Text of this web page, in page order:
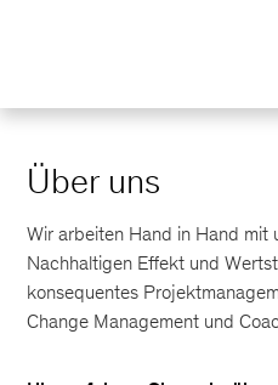
Über uns
Wir arbeiten Hand in Hand mit
Nachhaltigen Effekt und
konsequentes
Change Management und